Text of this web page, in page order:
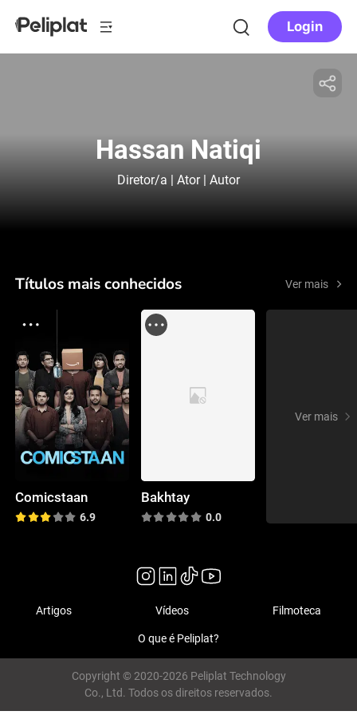
Login
Hassan Natiqi
Diretor/a | Ator | Autor
Títulos mais conhecidos Ver mais
Comicstaan
6.9
Bakhtay
0.0
Ver mais
Artigos Vídeos Filmoteca
O que é Peliplat?
Copyright © 2020-2026 Peliplat Technology
Co., Ltd. Todos os direitos reservados.